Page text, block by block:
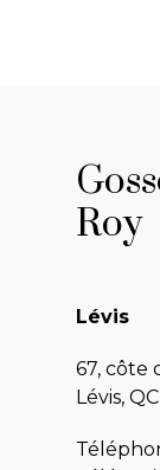
Roy
Lévis
67, côte
Lévis,